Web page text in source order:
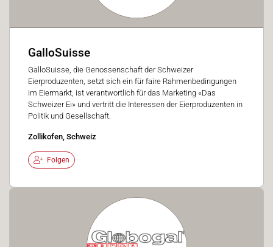
GalloSuisse
GalloSuisse, die Genossenschaft der Schweizer
Eierproduzenten, setzt sich ein für faire Rahmenbedingungen
im Eiermarkt, ist verantwortlich für das Marketing «Das
Schweizer Ei» und vertritt die Interessen der Eierproduzenten in
Politik und Gesellschaft.
Zollikofen, Schweiz
Folgen